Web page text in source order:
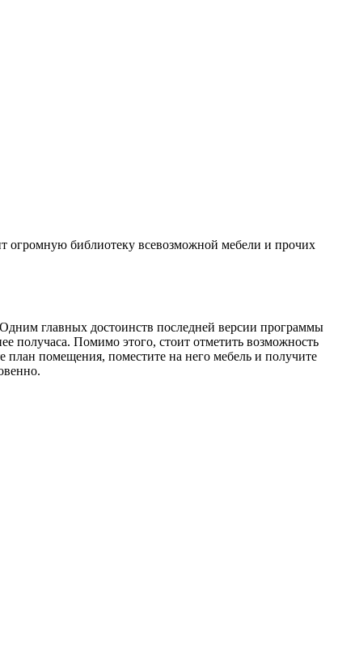
огромную библиотеку всевозможной мебели и прочих
главных достоинств последней версии программы
получаса. Помимо этого, стоит отметить возможность
план помещения, поместите на него мебель и получите